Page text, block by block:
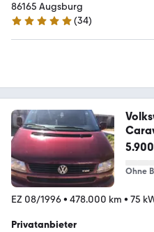
86165 Augsburg
5 Sterne
(34)
Ohne
EZ 08/1996• 478.000 km • 75
Privatanbieter